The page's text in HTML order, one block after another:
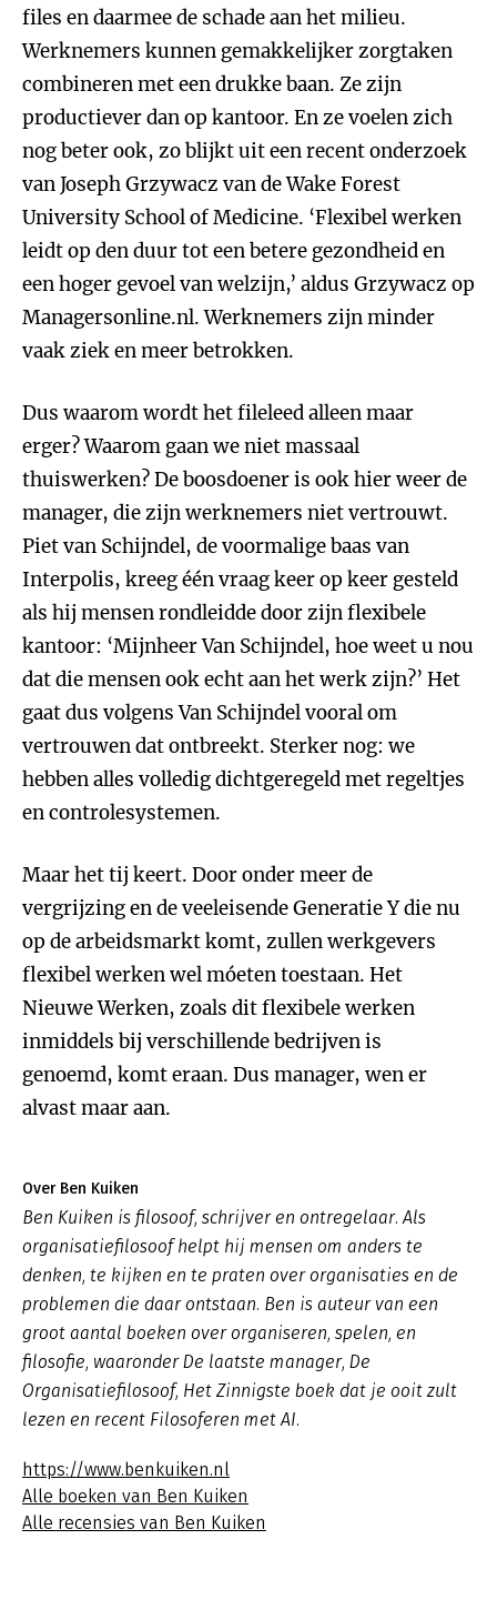
files en daarmee de schade aan het milieu.
Werknemers kunnen gemakkelijker zorgtaken
combineren met een drukke baan. Ze zijn
productiever dan op kantoor. En ze voelen zich
nog beter ook, zo blijkt uit een recent onderzoek
van Joseph Grzywacz van de Wake Forest
University School of Medicine. ‘Flexibel werken
leidt op den duur tot een betere gezondheid en
een hoger gevoel van welzijn,’ aldus Grzywacz op
Managersonline.nl. Werknemers zijn minder
vaak ziek en meer betrokken.
Dus waarom wordt het fileleed alleen maar
erger? Waarom gaan we niet massaal
thuiswerken? De boosdoener is ook hier weer de
manager, die zijn werknemers niet vertrouwt.
Piet van Schijndel, de voormalige baas van
Interpolis, kreeg één vraag keer op keer gesteld
als hij mensen rondleidde door zijn flexibele
kantoor: ‘Mijnheer Van Schijndel, hoe weet u nou
dat die mensen ook echt aan het werk zijn?’ Het
gaat dus volgens Van Schijndel vooral om
vertrouwen dat ontbreekt. Sterker nog: we
hebben alles volledig dichtgeregeld met regeltjes
en controlesystemen.
Maar het tij keert. Door onder meer de
vergrijzing en de veeleisende Generatie Y die nu
op de arbeidsmarkt komt, zullen werkgevers
flexibel werken wel móeten toestaan. Het
Nieuwe Werken, zoals dit flexibele werken
inmiddels bij verschillende bedrijven is
genoemd, komt eraan. Dus manager, wen er
alvast maar aan.
Over Ben Kuiken
Ben Kuiken is filosoof, schrijver en ontregelaar. Als
organisatiefilosoof helpt hij mensen om anders te
denken, te kijken en te praten over organisaties en de
problemen die daar ontstaan. Ben is auteur van een
groot aantal boeken over organiseren, spelen, en
filosofie, waaronderDe laatste manager, De
Organisatiefilosoof, Het Zinnigste boek dat je ooit zult
lezen en recent Filosoferen met AI.
https://www.benkuiken.nl
Alle boeken van Ben Kuiken
Alle recensies van Ben Kuiken